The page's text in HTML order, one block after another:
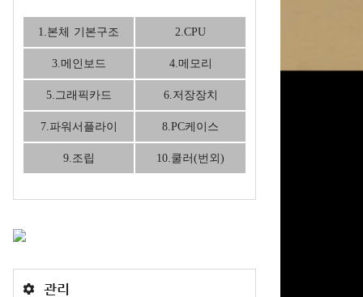
1.본체 기본구조 2.CPU
3.메인보드 4.메모리
5.그래픽카드 6.저장장치
7.파워서플라이 8.PC케이스
9.조립 10.쿨러(번외)
관리